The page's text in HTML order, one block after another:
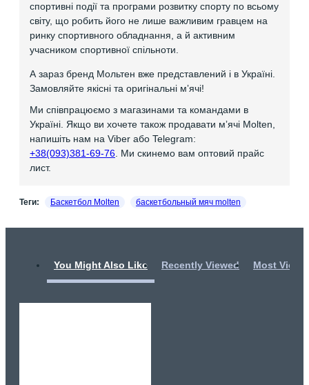
спортивні події та програми розвитку спорту по всьому
світу, що робить його не лише важливим гравцем на
ринку спортивного обладнання, а й активним
учасником спортивної спільноти.
А зараз бренд Мольтен вже представлений і в Україні.
Замовляйте якісні та оригінальні мʼячі!
Ми співпрацюємо з магазинами та командами в
Україні. Якщо ви хочете також продавати мʼячі Molten,
напишіть нам на Viber або Telegram:
+38(093)381-69-76. Ми скинемо вам оптовий прайс
лист.
Теги: Баскетбол Molten баскетбольный мяч molten
You Might Also Like Recently Viewed Most